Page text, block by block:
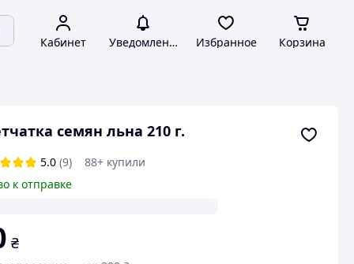
Кабинет Уведомления Избранное Корзина
семян льна 210 г.
5.0 (9)
88+ купили
к отправке
₴